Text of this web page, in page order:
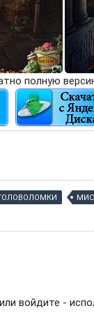
полную
войдите -